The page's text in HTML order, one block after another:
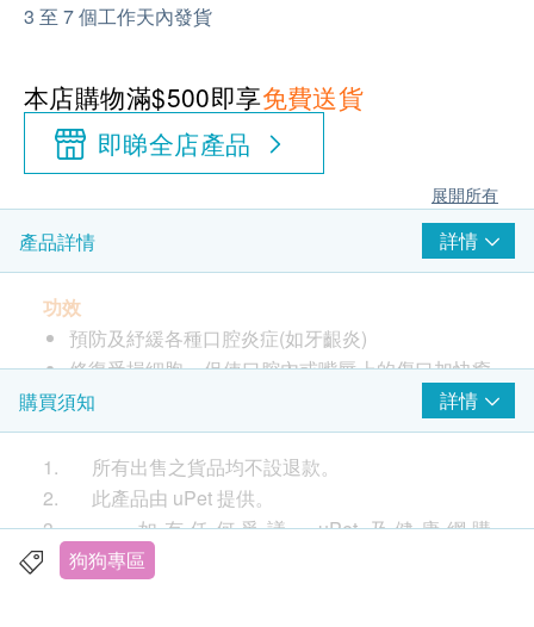
3 至 7 個工作天內發貨
本店購物滿$500即享免費送貨
即睇全店產品
展開所有
產品詳情 詳情
功效
預防及紓緩各種口腔炎症(如牙齦炎)
修復受損細胞，促使口腔內或嘴唇上的傷口加快癒
合
有效預防、軟化及清除牙石，去除口臭，保持口氣
清新
減少牙菌膜和牙垢的形成，減低患上牙周病的機會
清潔口腔及牙齒，加固牙齦，防止蛀牙
德國製造
購買須知 詳情
1. 所有出售之貨品均不設退款。
2. 此產品由 uPet 提供。
3. 如有任何爭議，uPet 及健康網購
Health.ESDlife 保留最終決議權。
狗狗專區